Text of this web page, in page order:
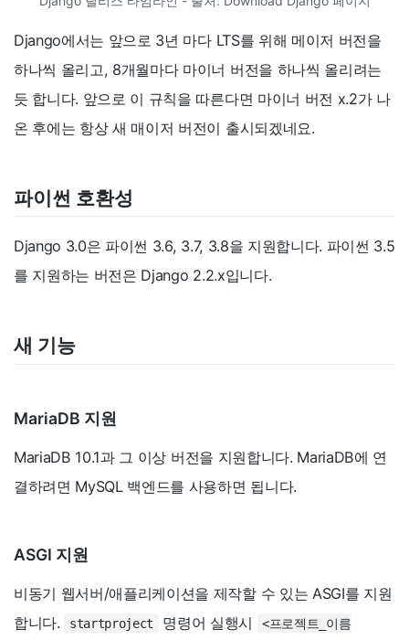
Django에서는 앞으로 3년 마다 LTS를 위해 메이저 버전을
하나씩 올리고, 8개월마다 마이너 버전을 하나씩 올리려는
듯 합니다. 앞으로 이 규칙을 따른다면 마이너 버전 x.2가 나
온 후에는 항상 새 매이저 버전이 출시되겠네요.
파이썬 호환성
Django 3.0은 파이썬 3.6, 3.7, 3.8을 지원합니다. 파이썬 3.5
를 지원하는 버전은 Django 2.2.x입니다.
새 기능
MariaDB 지원
MariaDB 10.1과 그 이상 버전을 지원합니다. MariaDB에 연
결하려면 MySQL 백엔드를 사용하면 됩니다.
ASGI 지원
비동기 웹서버/애플리케이션을 제작할 수 있는 ASGI를 지원
합니다.
startproject 명령어 실행시 <프로젝트_이름